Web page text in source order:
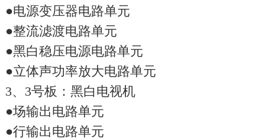
●电源变压器电路单元
●整流滤渡电路单元
●黑白稳压电源电路单元
●立体声功率放大电路单元
3、3号板：黑白电视机
●场输出电路单元
●行输出电路单元